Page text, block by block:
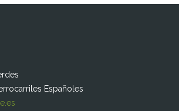
Españoles